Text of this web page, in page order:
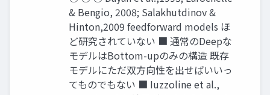
& Bengio, 2008; Salakhutdinov &
Hinton,2009 feedforward models ほ
ど研究されていない ■ 通常のDeepな
モデルはBottom-upのみの構造 既存
モデルにただ双方向性を出せばいいっ
てものでもない ■ Iuzzoline et al.,